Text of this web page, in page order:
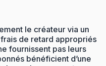
le créateur via un
de retard appropriés
fournissent pas leurs
bénéficient d’une